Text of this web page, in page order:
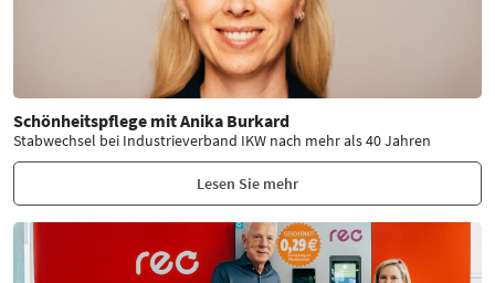
Schönheitspflege mit Anika Burkard
Stabwechsel bei Industrieverband IKW nach mehr als 40 Jahren
Lesen Sie mehr